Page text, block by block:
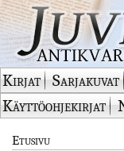
Kirjat Sarjakuvat
Käyttöohjekirjat
Etusivu